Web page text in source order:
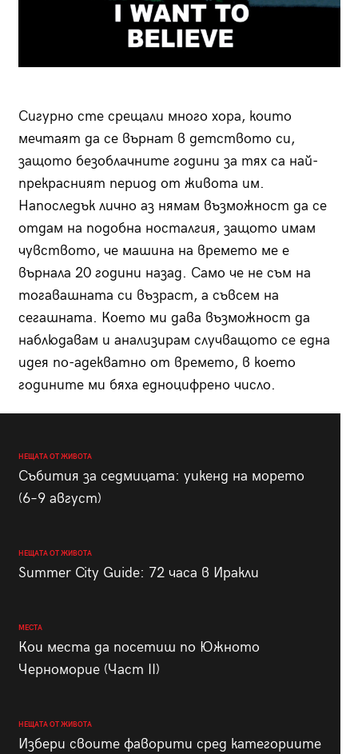
Сигурно сте срещали много хора, които
мечтаят да се върнат в детството си,
защото безоблачните години за тях са най-
прекрасният период от живота им.
Напоследък лично аз нямам възможност да се
отдам на подобна носталгия, защото имам
чувството, че машина на времето ме е
върнала 20 години назад. Само че не съм на
тогавашната си възраст, а съвсем на
сегашната. Което ми дава възможност да
наблюдавам и анализирам случващото се една
идея по-адекватно от времето, в което
годините ми бяха едноцифрено число.
НЕЩАТА ОТ ЖИВОТА
Събития за седмицата: уикенд на морето
(6–9 август)
НЕЩАТА ОТ ЖИВОТА
Summer City Guide: 72 часа в Иракли
МЕСТА
Кои места да посетиш по Южното
Черноморие (Част II)
НЕЩАТА ОТ ЖИВОТА
Избери своите фаворити сред категориите